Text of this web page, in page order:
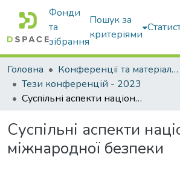
Фонди
та
зібрання
Пошук за
критеріями
Головна
Конференції та матеріали конференцій
Тези конференцій - 2023
Суспільні аспекти національної та міжнародної безпеки
Суспільні аспекти
міжнародної безпеки